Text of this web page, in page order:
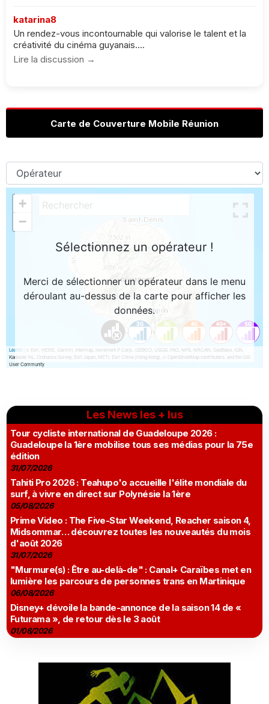
katarina8
Un rendez-vous incontournable qui valorise le talent et la
créativité du cinéma guyanais....
Lire la discussion →
Carte de Couverture Mobile Réunion
Les News les + lus
Tour cycliste international de Guadeloupe 2026 :
Guadeloupe la 1ère mobilise tous ses médias pour la 75e
édition
31/07/2026
Tahiti Pro 2026 : Teahupo'o accueille l'élite mondiale du
surf, à vivre en direct sur Polynésie la 1ère
05/08/2026
Prime Video : The Five-Star Weekend, Reacher saison 4,
Midsommar… découvrez toutes les nouveautés du mois
d'août 2026
31/07/2026
"Murmure(s) : Être au-delà-de" : Canal+ Caraïbes met en
lumière les parcours de personnes trans en Martinique
06/08/2026
Disney+ dévoile la bande-annonce de la saison 14 de «
Futurama », de retour dès le 3 août
01/08/2026